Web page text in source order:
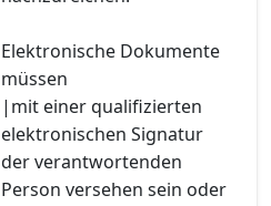
Elektronische Dokumente
müssen
|mit einer qualifizierten
elektronischen Signatur
der verantwortenden
Person versehen sein oder